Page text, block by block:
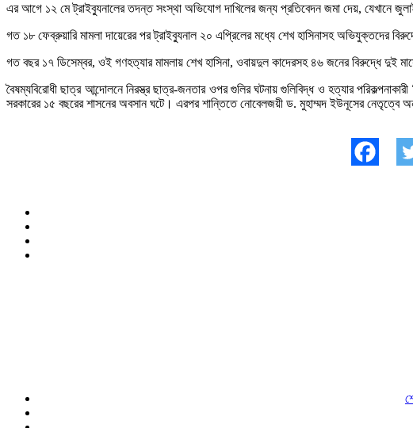
এর আগে ১২ মে ট্রাইব্যুনালের তদন্ত সংস্থা অভিযোগ দাখিলের জন্য প্রতিবেদন জমা দেয়, যেখানে
গত ১৮ ফেব্রুয়ারি মামলা দায়েরের পর ট্রাইব্যুনাল ২০ এপ্রিলের মধ্যে শেখ হাসিনাসহ অভিযুক্তদের
গত বছর ১৭ ডিসেম্বর, ওই গণহত্যার মামলায় শেখ হাসিনা, ওবায়দুল কাদেরসহ ৪৬ জনের বিরুদ্ধে দুই
বৈষম্যবিরোধী ছাত্র আন্দোলনে নিরস্ত্র ছাত্র-জনতার ওপর গুলির ঘটনায় গুলিবিদ্ধ ও হত্যার
সরকারের ১৫ বছরের শাসনের অবসান ঘটে। এরপর শান্তিতে নোবেলজয়ী ড. মুহাম্মদ ইউনূসের নেতৃত্বে